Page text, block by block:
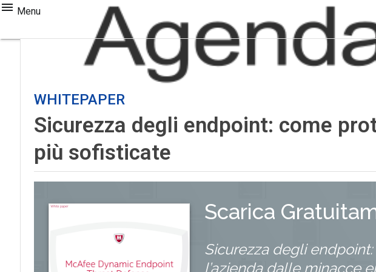
Menu
WHITEPAPER
Sicurezza degli endpoint: come
più sofisticate
Scarica
Sicurezza degli
l’azienda dalle minacce